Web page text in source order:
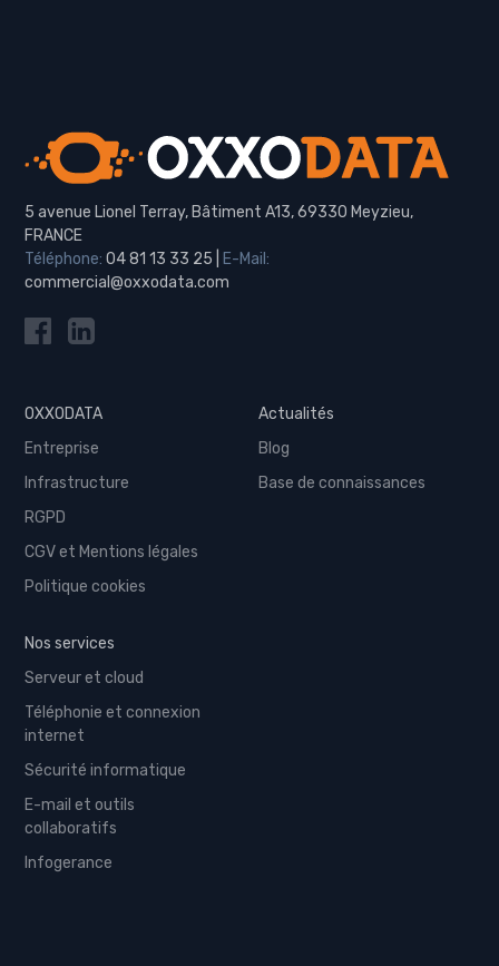
5 avenue Lionel Terray, Bâtiment A13, 69330 Meyzieu,
FRANCE
Téléphone:04 81 13 33 25
E-Mail:
commercial@oxxodata.com
OXXODATA
Entreprise
Infrastructure
RGPD
CGV et Mentions légales
Politique cookies
Actualités
Blog
Base de connaissances
Nos services
Serveur et cloud
Téléphonie et connexion
internet
Sécurité informatique
E-mail et outils
collaboratifs
Infogerance